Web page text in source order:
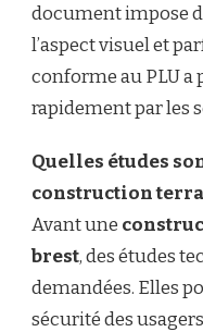
document impose
l’aspect visuel et
conforme au PLU a
rapidement par les
Quelles études
construction
Avant une
brest, des études
demandées. Elles
sécurité des